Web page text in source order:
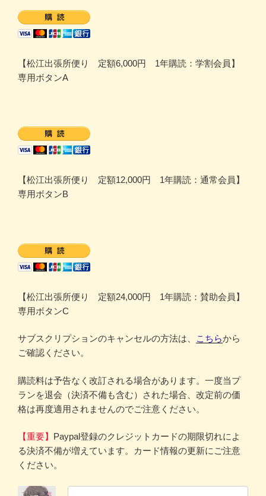
【松江出張所便り 定額6,000円 1年購読：学割会員】
専用ボタンA
【松江出張所便り 定額12,000円 1年購読：通常会員】
専用ボタンB
【松江出張所便り 定額24,000円 1年購読：賛助会員】
専用ボタンC
サブスクリプションのキャンセルの方法は、 こちらから
ご確認ください。
購読料は予告なく改訂される場合があります。一度当プ
ランを退会（決済不備も含む）された場合、改定前の価
格は再度適用されませんのでご注意ください。
【重要】 Paypal登録のクレジットカードの期限切れによ
る決済不備が増えています。カード情報の更新にご注意
ください。